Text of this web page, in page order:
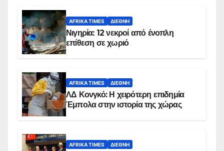
AFRIKA TIMES ΔΙΕΘΝΉ
Νιγηρία: 12 νεκροί από ένοπλη
επίθεση σε χωριό
AFRIKA TIMES ΔΙΕΘΝΉ
ΛΔ Κονγκό: Η χειρότερη επιδημία
Έμπολα στην ιστορία της χώρας
AFRIKA TIMES ΔΙΕΘΝΉ